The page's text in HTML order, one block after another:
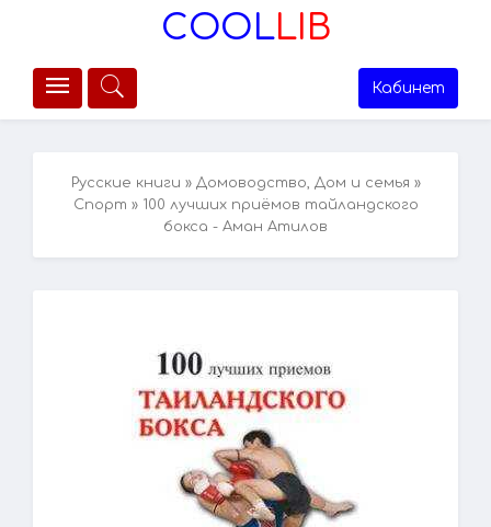
COOLLIB
Кабинет
Русские книги » Домоводство, Дом и семья »
Спорт » 100 лучших приёмов тайландского
бокса - Аман Атилов